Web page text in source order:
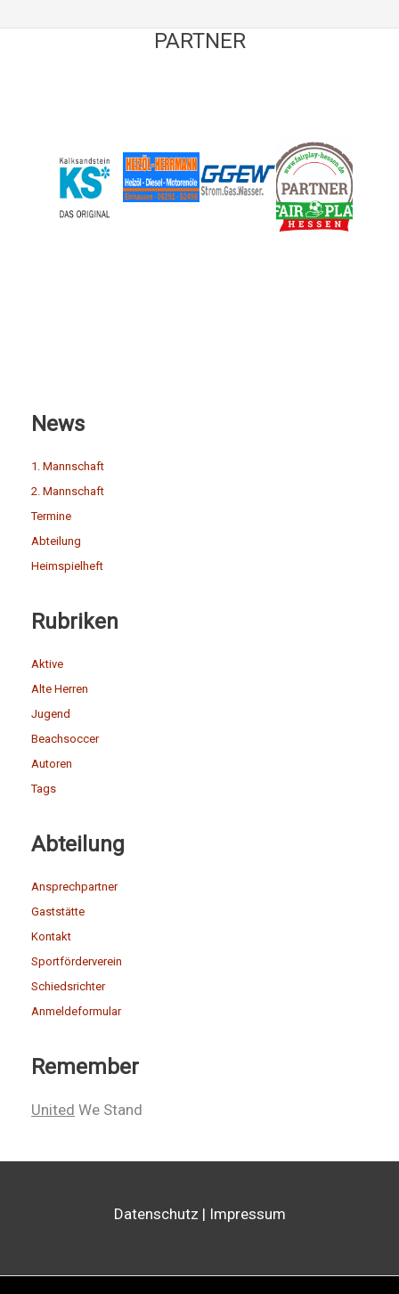
PARTNER
News
1. Mannschaft
2. Mannschaft
Termine
Abteilung
Heimspielheft
Rubriken
Aktive
Alte Herren
Jugend
Beachsoccer
Autoren
Tags
Abteilung
Ansprechpartner
Gaststätte
Kontakt
Sportförderverein
Schiedsrichter
Anmeldeformular
Remember
United We Stand
Datenschutz | Impressum